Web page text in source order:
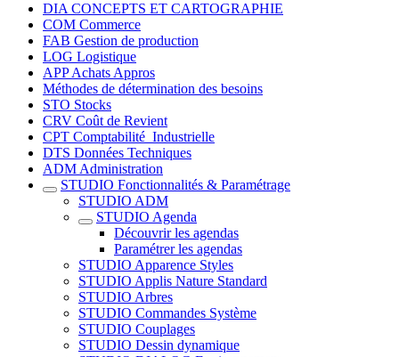
DIA CONCEPTS ET CARTOGRAPHIE
COM Commerce
FAB Gestion de production
LOG Logistique
APP Achats Appros
Méthodes de détermination des besoins
STO Stocks
CRV Coût de Revient
CPT Comptabilité_Industrielle
DTS Données Techniques
ADM Administration
STUDIO Fonctionnalités & Paramétrage
STUDIO ADM
STUDIO Agenda
Découvrir les agendas
Paramétrer les agendas
STUDIO Apparence Styles
STUDIO Applis Nature Standard
STUDIO Arbres
STUDIO Commandes Système
STUDIO Couplages
STUDIO Dessin dynamique